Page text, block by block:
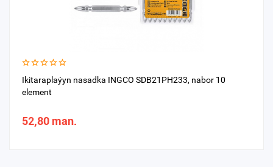
Ikitaraplaýyn nasadka INGCO SDB21PH233, nabor 10
element
52,80 man.